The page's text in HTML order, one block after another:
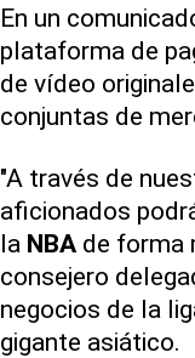
En un
plataforma de
de vídeo
conjuntas de
"A través de
aficionados
la NBAde forma
consejero
negocios de la
gigante asiático.